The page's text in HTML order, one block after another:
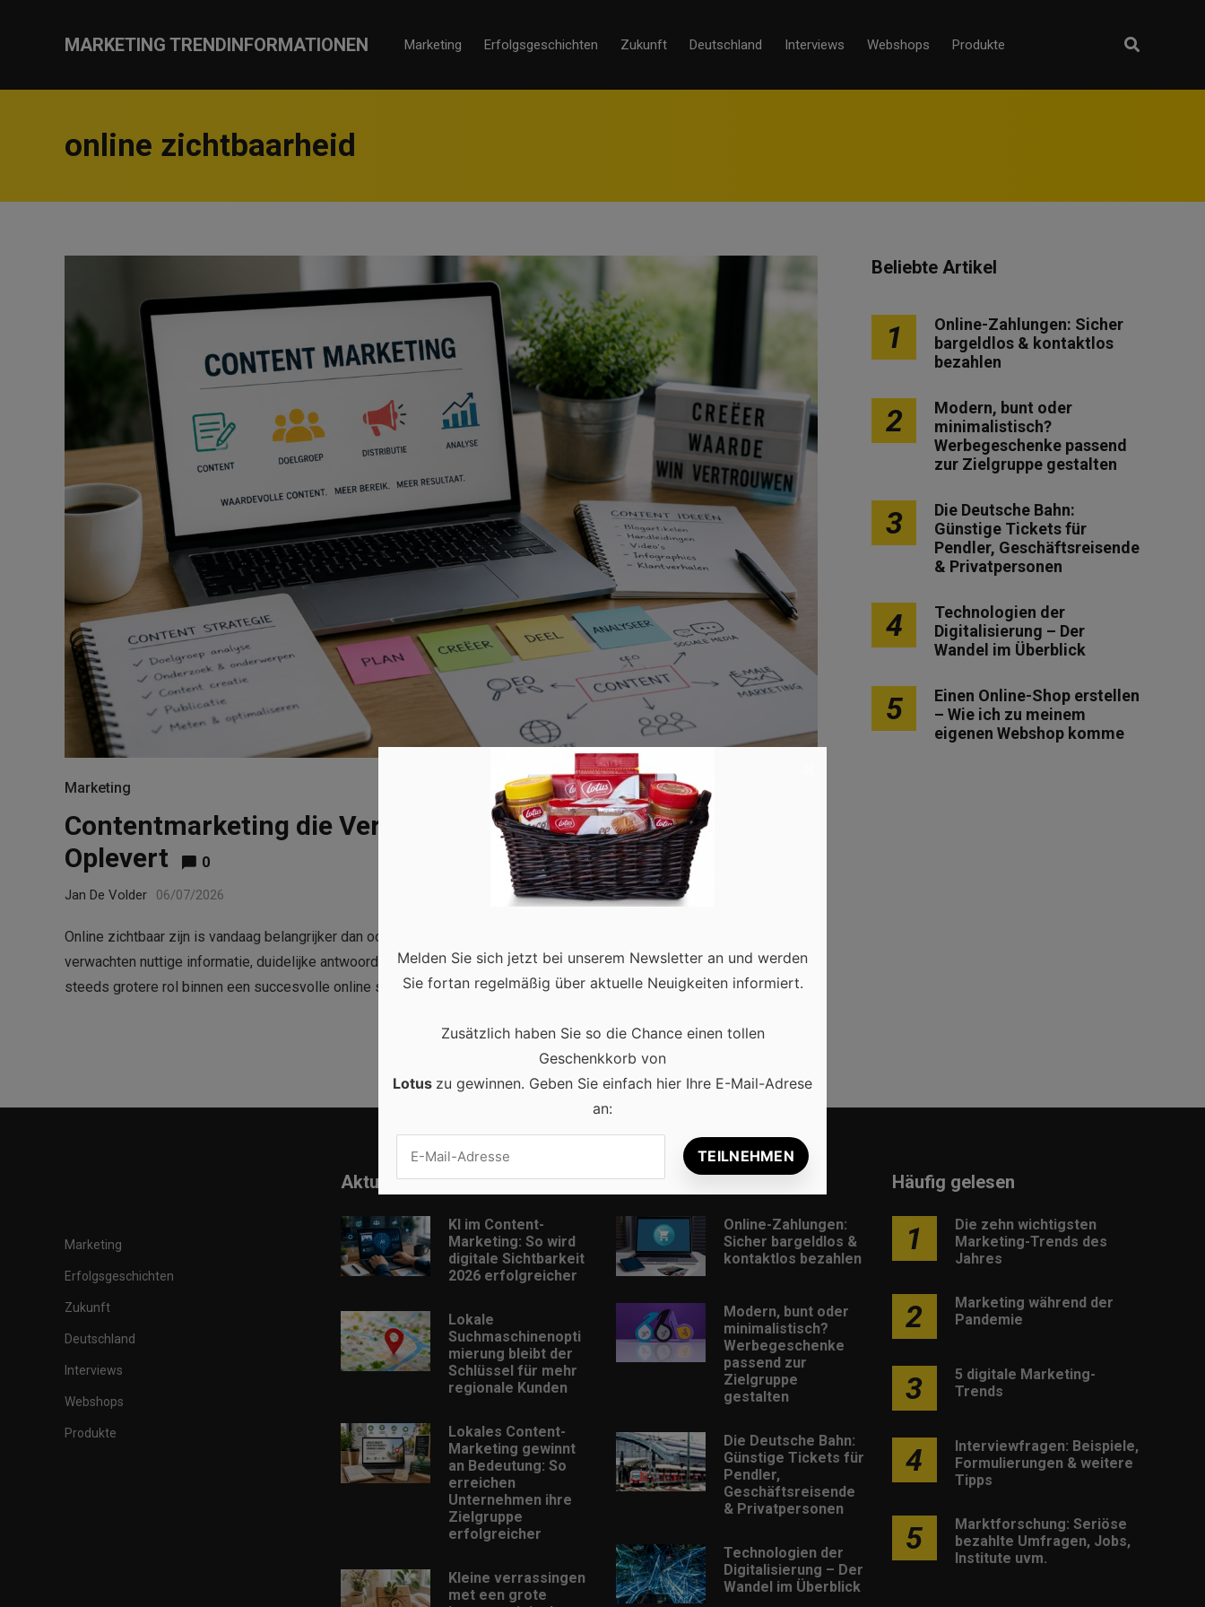
MARKETING TRENDINFORMATIONEN Marketing Erfolgsgeschichten Zukunft Deutschland Interviews Webshops Produkte
online zichtbaarheid
Marketing
Contentmarketing die Vertrouwen Opbouwt en Resultaten
Oplevert
0
Jan De Volder 06/07/2026
Online zichtbaar zijn is vandaag belangrijker dan ooit. Toch is een mooie website alleen niet voldoende. Bezoekers
verwachten nuttige informatie, duidelijke antwoorden en betrouwbare inhoud. Daarom speelt contentmarketing een
steeds grotere rol binnen een succesvolle online strategie. Goede content helpt …Read more
Beliebte Artikel
1
Online-Zahlungen: Sicher
bargeldlos & kontaktlos
bezahlen
2
Modern, bunt oder
minimalistisch?
Werbegeschenke passend
zur Zielgruppe gestalten
3
Die Deutsche Bahn:
Günstige Tickets für
Pendler, Geschäftsreisende
& Privatpersonen
4
Technologien der
Digitalisierung – Der
Wandel im Überblick
5
Einen Online-Shop erstellen
– Wie ich zu meinem
eigenen Webshop komme
Marketing
Erfolgsgeschichten
Zukunft
Deutschland
Interviews
Webshops
Produkte
Aktuell
KI im Content-
Marketing: So wird
digitale Sichtbarkeit
2026 erfolgreicher
Lokale
Suchmaschinenopti
mierung bleibt der
Schlüssel für mehr
regionale Kunden
Lokales Content-
Marketing gewinnt
an Bedeutung: So
erreichen
Unternehmen ihre
Zielgruppe
erfolgreicher
Kleine verrassingen
met een grote
Beliebt
Online-Zahlungen:
Sicher bargeldlos &
kontaktlos bezahlen
Modern, bunt oder
minimalistisch?
Werbegeschenke
passend zur
Zielgruppe
gestalten
Die Deutsche Bahn:
Günstige Tickets für
Pendler,
Geschäftsreisende
& Privatpersonen
Technologien der
Digitalisierung – Der
Wandel im Überblick
Häufig gelesen
1
Die zehn wichtigsten
Marketing-Trends des
Jahres
2
Marketing während der
Pandemie
3
5 digitale Marketing-
Trends
4
Interviewfragen: Beispiele,
Formulierungen & weitere
Tipps
5
Marktforschung: Seriöse
bezahlte Umfragen, Jobs,
Institute uvm.
Melden Sie sich jetzt bei unserem Newsletter an und werden
Sie fortan regelmäßig über aktuelle Neuigkeiten informiert.
Zusätzlich haben Sie so die Chance einen tollen
Geschenkkorb von
Lotus zu gewinnen. Geben Sie einfach hier Ihre E-Mail-Adrese
an: